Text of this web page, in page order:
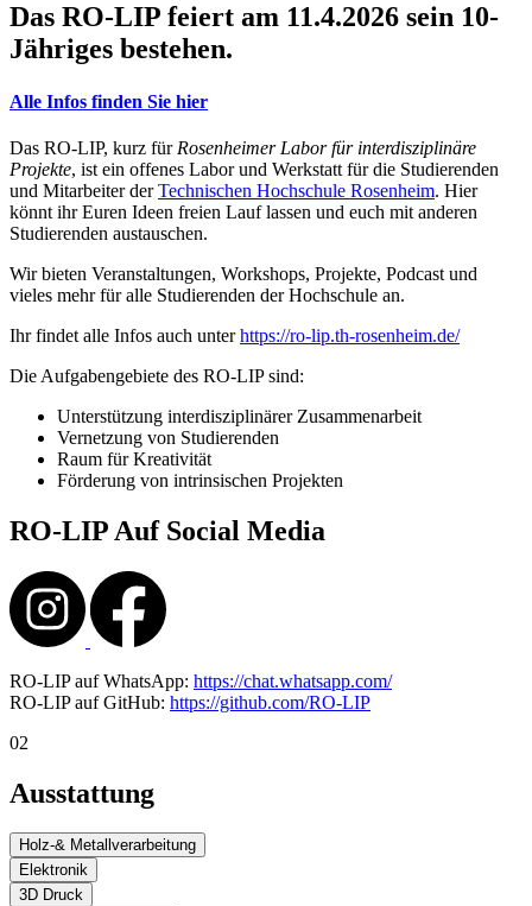
Das RO-LIP feiert am 11.4.2026 sein 10-
Jähriges bestehen.
Alle Infos finden Sie hier
Das RO-LIP, kurz für Rosenheimer Labor für interdisziplinäre
Projekte, ist ein offenes Labor und Werkstatt für die Studierenden
und Mitarbeiter derTechnischen Hochschule Rosenheim. Hier
könnt ihr Euren Ideen freien Lauf lassen und euch mit anderen
Studierenden austauschen.
Wir bieten Veranstaltungen, Workshops, Projekte, Podcast und
vieles mehr für alle Studierenden der Hochschule an.
Ihr findet alle Infos auch unterhttps://ro-lip.th-rosenheim.de/
Die Aufgabengebiete des RO-LIP sind:
Unterstützung interdisziplinärer Zusammenarbeit
Vernetzung von Studierenden
Raum für Kreativität
Förderung von intrinsischen Projekten
RO-LIP Auf Social Media
RO-LIP auf WhatsApp: https://chat.whatsapp.com/
RO-LIP auf GitHub: https://github.com/RO-LIP
02
Ausstattung
Holz-& Metallverarbeitung
Elektronik
3D Druck